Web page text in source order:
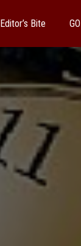
Editor’s Bite